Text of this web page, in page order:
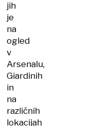
jih
je
na
ogled
v
Arsenalu,
Giardinih
in
na
različnih
lokacijah